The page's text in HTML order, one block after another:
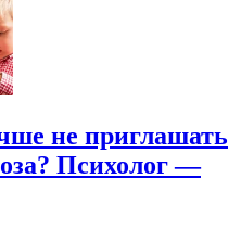
не приглашать
Психолог —